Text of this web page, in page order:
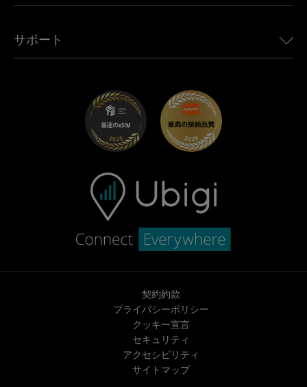
すべての目的地を見る
Mini向けUbigi
Maserati向けUbigi
Ubigiアプリ
アフェリエイトプログラム
サポート
トラブルシューティング
ヘルプセンター
お問い合わせ先
契約約款
プライバシーポリシー
クッキー宣言
セキュリティ
アクセシビリティ
サイトマップ